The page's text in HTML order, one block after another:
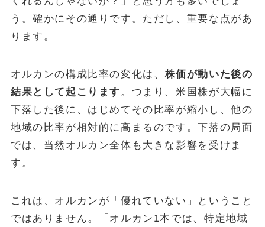
う。確かにその通りです。ただし、重要な点があ
ります。
オルカンの構成比率の変化は、 株価が動いた後の
結果として起こります。つまり、米国株が大幅に
下落した後に、はじめてその比率が縮小し、他の
地域の比率が相対的に高まるのです。下落の局面
では、当然オルカン全体も大きな影響を受けま
す。
これは、オルカンが「優れていない」ということ
ではありません。「オルカン1本では、特定地域